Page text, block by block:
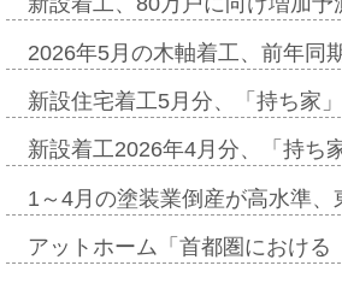
2026年5月の木軸着工、前年同
新設住宅着工5月分、「持ち家
新設着工2026年4月分、「持
1～4月の塗装業倒産が高水準
アットホーム「首都圏におけ